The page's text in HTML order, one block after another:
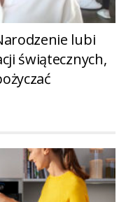
lubi
świątecznych,